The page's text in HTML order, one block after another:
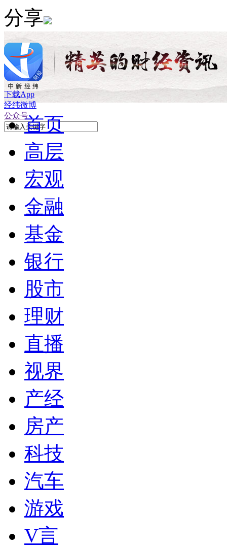
分享
下载App
经纬微博
公众号首页
高层
宏观
金融
基金
银行
股市
理财
直播
视界
产经
房产
科技
汽车
游戏
V言